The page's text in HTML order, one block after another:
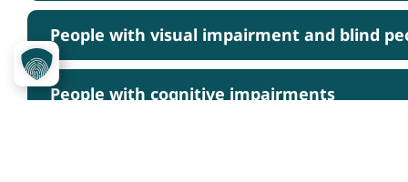
People with visual impairment and blind
People with cognitive impairments